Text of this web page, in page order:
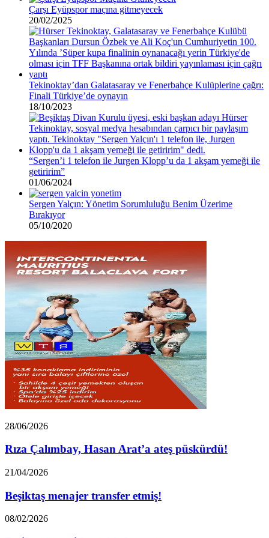
Çarşı Eyüpspor maçına gitmeyecek
20/02/2025
Tekinoktay’dan Galatasaray ve Fenerbahçe Kulüplerine çağrı:
Finali Türkiye’de oynayın
18/10/2023
“Sergen’i 1 telefon ile Jurgen Klopp’u da 1 akşam yemeği ile
getiririm”
01/06/2024
Sergen Yalçın: Yönetim Sorumluluğu Benim Üzerime
Bırakıyor
05/10/2020
Rıza
Hasan
ateş
28/06/2026
Rıza Çalımbay, Hasan Arat’a ateş püskürdü!
Beşiktaş
transfer
etmiş!
21/04/2026
Beşiktaş menajer transfer etmiş!
Beşiktaş’tan
08/02/2026